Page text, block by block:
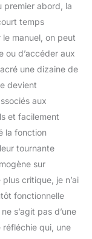
premier abord, la
temps
manuel, on peut
ou d’accéder aux
une dizaine de
devient
aux
et facilement
la fonction
tournante
sur
critique, je n’ai
fonctionnelle
s’agit pas d’une
réfléchie qui, une